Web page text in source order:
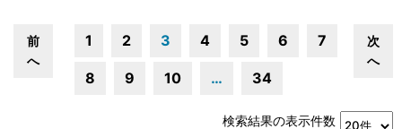
前
へ
1 2 3 4 5 6 7
8 9 10 … 34
次
へ
検索結果の表示件数